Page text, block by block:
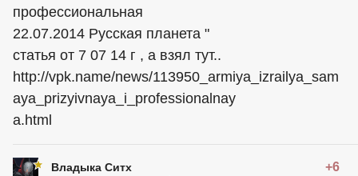
профессиональная
22.07.2014 Русская планета "
статья от 7 07 14 г , а взял тут..
http://vpk.name/news/113950_armiya_izrailya_sam
aya_prizyivnaya_i_professionalnay
a.html
Владыка Ситх +6